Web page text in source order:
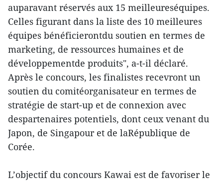
auparavant réservés aux 15 meilleureséquipes.
Celles figurant dans la liste des 10 meilleures
équipes bénéficierontdu soutien en termes de
marketing, de ressources humaines et de
développementde produits", a-t-il déclaré.
Après le concours, les finalistes recevront un
soutien du comitéorganisateur en termes de
stratégie de start-up et de connexion avec
despartenaires potentiels, dont ceux venant du
Japon, de Singapour et de laRépublique de
Corée.
L’objectif du concours Kawai est de favoriser le